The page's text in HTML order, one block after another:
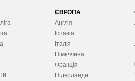
ЄВРОПА
Англія
Іспанія
Італія
Німеччина
Франція
Нідерланди